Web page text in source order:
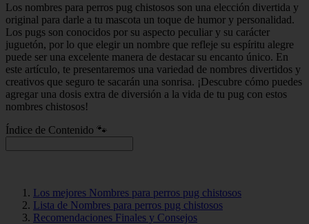
Los nombres para perros pug chistosos son una elección divertida y
original para darle a tu mascota un toque de humor y personalidad.
Los pugs son conocidos por su aspecto peculiar y su carácter
juguetón, por lo que elegir un nombre que refleje su espíritu alegre
puede ser una excelente manera de destacar su encanto único. En
este artículo, te presentaremos una variedad de nombres divertidos y
creativos que seguro te sacarán una sonrisa. ¡Descubre cómo puedes
agregar una dosis extra de diversión a la vida de tu pug con estos
nombres chistosos!
Índice de Contenido 🐾
Los mejores Nombres para perros pug chistosos
Lista de Nombres para perros pug chistosos
Recomendaciones Finales y Consejos